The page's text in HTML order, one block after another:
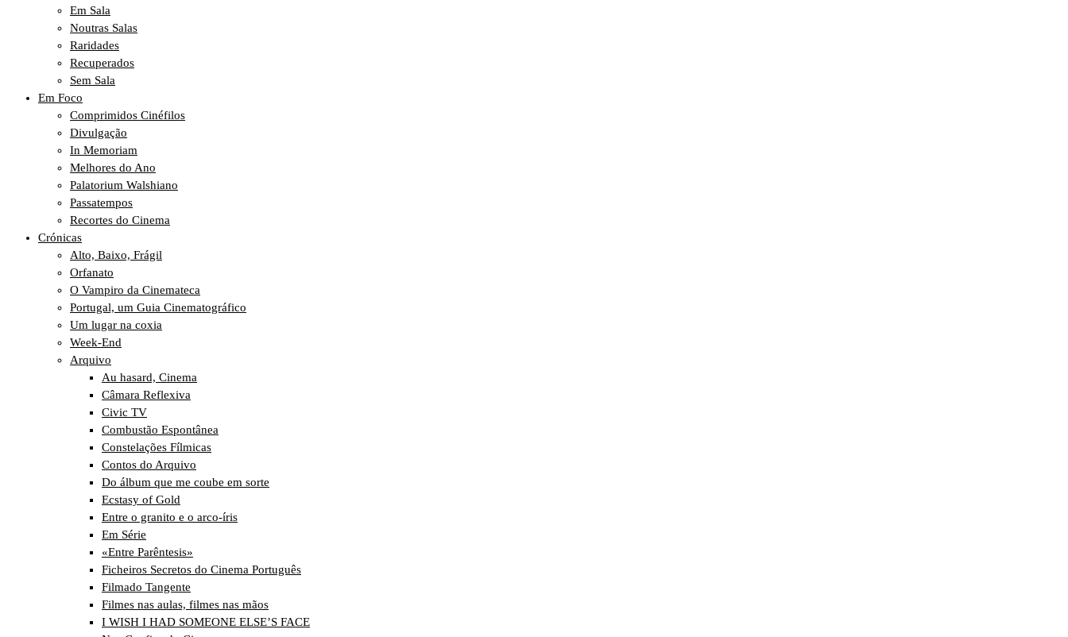
Em Sala
Noutras Salas
Raridades
Recuperados
Sem Sala
Em Foco
Comprimidos Cinéfilos
Divulgação
In Memoriam
Melhores do Ano
Palatorium Walshiano
Passatempos
Recortes do Cinema
Crónicas
Alto, Baixo, Frágil
Orfanato
O Vampiro da Cinemateca
Portugal, um Guia Cinematográfico
Um lugar na coxia
Week-End
Arquivo
Au hasard, Cinema
Câmara Reflexiva
Civic TV
Combustão Espontânea
Constelações Fílmicas
Contos do Arquivo
Do álbum que me coube em sorte
Ecstasy of Gold
Entre o granito e o arco-íris
Em Série
«Entre Parêntesis»
Ficheiros Secretos do Cinema Português
Filmado Tangente
Filmes nas aulas, filmes nas mãos
I WISH I HAD SOMEONE ELSE’S FACE